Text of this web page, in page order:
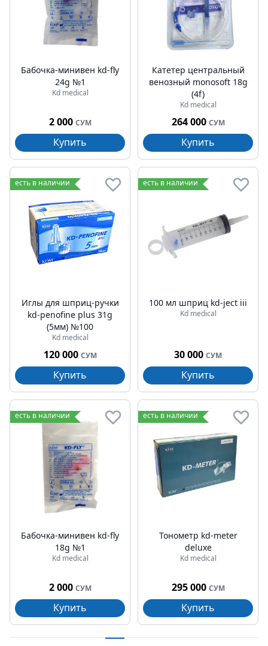
Бабочка-минивен kd-fly
24g №1
Kd medical
2 000 СУМ
Купить
Катетер центральный
венозный monosoft 18g
(4f)
Kd medical
264 000 СУМ
Купить
есть в наличии
Иглы для шприц-ручки
kd-penofine plus 31g
(5мм) №100
Kd medical
120 000 СУМ
Купить
есть в наличии
100 мл шприц kd-ject iii
Kd medical
30 000 СУМ
Купить
есть в наличии
Бабочка-минивен kd-fly
18g №1
Kd medical
2 000 СУМ
Купить
есть в наличии
Тонометр kd-meter
deluxe
Kd medical
295 000 СУМ
Купить